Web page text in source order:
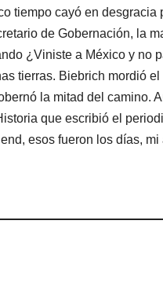
tiempo cayó en
de Gobernación, la
¿Viniste a México y no
tierras. Biebrich mordió
la mitad del camino.
que escribió el
esos fueron los días, mi